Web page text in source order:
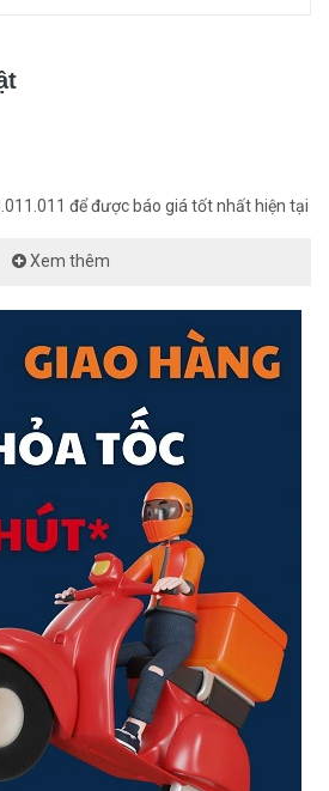
để được báo giá tốt nhất hiện tại
Xem thêm